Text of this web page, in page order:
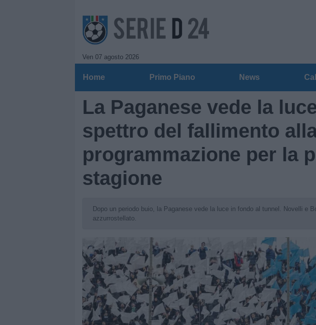
Ven 07 agosto 2026
Home Primo Piano News
La Paganese vede la
spettro del fallimento
programmazione per la
stagione
Dopo un periodo buio, la Paganese vede la luce in fondo al tunnel. Novelli e
azzurrostellato.